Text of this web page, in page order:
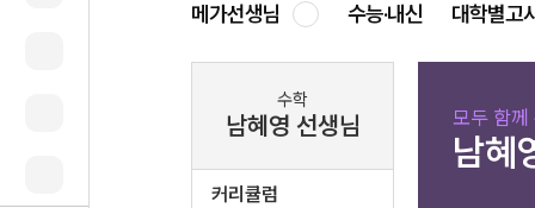
메가선생님 수능·내신 대학별고
수학
남혜영 선생님
커리큘럼
모두 함께
남혜